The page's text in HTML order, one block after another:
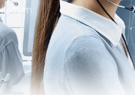
İletişim